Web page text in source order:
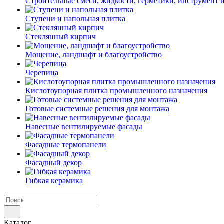
Ступени и напольная плитка
Cтеклянный кирпич
Мощение, ландшафт и благоустройство
Черепица
Кислотоупорная плитка промышленного назначения
Готовые системные решения для монтажа
Навесные вентилируемые фасады
Фасадные термопанели
Фасадный декор
Гибкая керамика